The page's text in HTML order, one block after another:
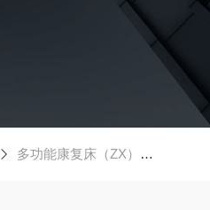
多功能康复床（ZX）-3型（全躺式）